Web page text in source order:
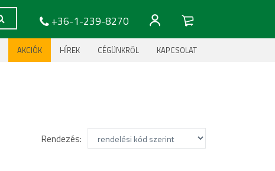
+36-1-239-8270
KAPCSOLAT
CÉGÜNKRŐL
HÍREK
AKCIÓK
Rendezés: